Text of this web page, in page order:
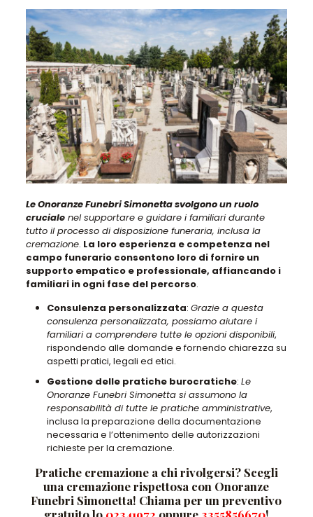
Le Onoranze Funebri Simonetta svolgono un ruolo
crucialenel supportare e guidare i familiari durante
tutto il processo di disposizione funeraria, inclusa la
cremazione. La loro esperienza e competenza nel
campo funerario consentono loro di fornire un
supporto empatico e professionale, affiancando i
familiari in ogni fase del percorso.
Consulenza personalizzata: Grazie a questa
consulenza personalizzata, possiamo aiutare i
familiari a comprendere tutte le opzioni disponibili,
rispondendo alle domande e fornendo chiarezza su
aspetti pratici, legali ed etici.
Gestione delle pratiche burocratiche: Le
Onoranze Funebri Simonetta si assumono la
responsabilità di tutte le pratiche amministrative,
inclusa la preparazione della documentazione
necessaria e l’ottenimento delle autorizzazioni
richieste per la cremazione.
Pratiche cremazione a chi rivolgersi? Scegli
una cremazione rispettosa con Onoranze
Funebri Simonetta! Chiama per un preventivo